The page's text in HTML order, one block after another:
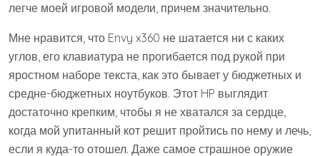
легче моей игровой модели, причем значительно.
Мне нравится, что Envy x360 не шатается ни с каких
углов, его клавиатура не прогибается под рукой при
яростном наборе текста, как это бывает у бюджетных и
средне-бюджетных ноутбуков. Этот HP выглядит
достаточно крепким, чтобы я не хватался за сердце,
когда мой упитанный кот решит пройтись по нему и лечь,
если я куда-то отошел. Даже самое страшное оружие